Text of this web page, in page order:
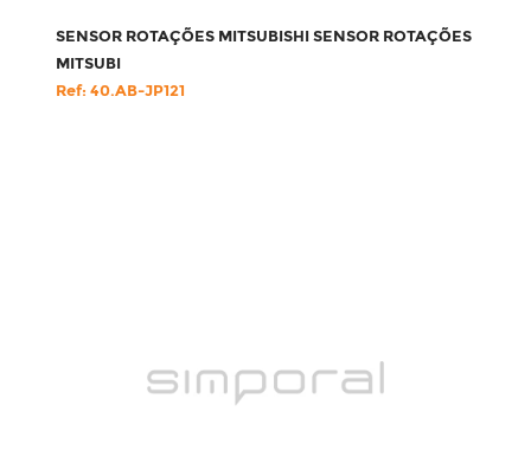
SENSOR ROTAÇÕES MITSUBISHI SENSOR ROTAÇÕES
MITSUBI
Ref: 40.AB-JP121